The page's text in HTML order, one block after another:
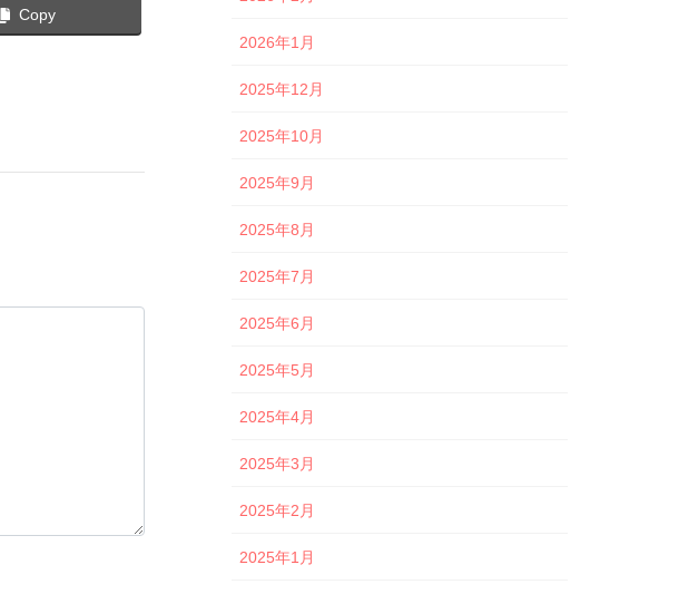
Copy
2026年1月
2025年12月
2025年10月
2025年9月
2025年8月
2025年7月
2025年6月
2025年5月
2025年4月
2025年3月
2025年2月
2025年1月